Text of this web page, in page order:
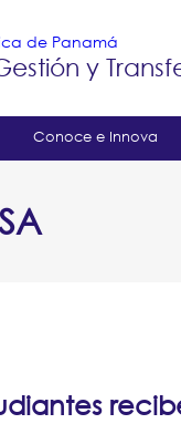
de Panamá
y
Conoce e Innova